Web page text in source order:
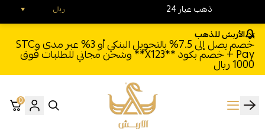
الأربش للذهب
خصم يصل إلى 7.5% بالتحويل البنكي أو 3% عبر مدى وSTC
Pay + خصم بكود **X123** وشحن مجاني للطلبات فوق
1000 ريال
الأربش للذهب
0
24 ذهب عيار ريال